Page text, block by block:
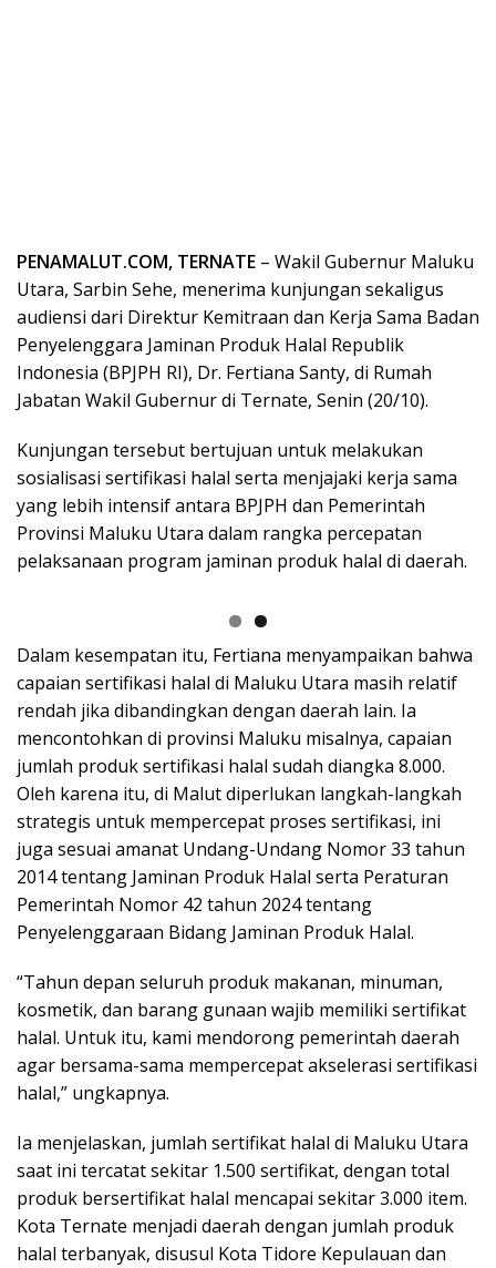
PENAMALUT.COM, TERNATE – Wakil Gubernur Maluku
Utara, Sarbin Sehe, menerima kunjungan sekaligus
audiensi dari Direktur Kemitraan dan Kerja Sama Badan
Penyelenggara Jaminan Produk Halal Republik
Indonesia (BPJPH RI), Dr. Fertiana Santy, di Rumah
Jabatan Wakil Gubernur di Ternate, Senin (20/10).
Kunjungan tersebut bertujuan untuk melakukan
sosialisasi sertifikasi halal serta menjajaki kerja sama
yang lebih intensif antara BPJPH dan Pemerintah
Provinsi Maluku Utara dalam rangka percepatan
pelaksanaan program jaminan produk halal di daerah.
Dalam kesempatan itu, Fertiana menyampaikan bahwa
capaian sertifikasi halal di Maluku Utara masih relatif
rendah jika dibandingkan dengan daerah lain. Ia
mencontohkan di provinsi Maluku misalnya, capaian
jumlah produk sertifikasi halal sudah diangka 8.000.
Oleh karena itu, di Malut diperlukan langkah-langkah
strategis untuk mempercepat proses sertifikasi, ini
juga sesuai amanat Undang-Undang Nomor 33 tahun
2014 tentang Jaminan Produk Halal serta Peraturan
Pemerintah Nomor 42 tahun 2024 tentang
Penyelenggaraan Bidang Jaminan Produk Halal.
“Tahun depan seluruh produk makanan, minuman,
kosmetik, dan barang gunaan wajib memiliki sertifikat
halal. Untuk itu, kami mendorong pemerintah daerah
agar bersama-sama mempercepat akselerasi sertifikasi
halal,” ungkapnya.
Ia menjelaskan, jumlah sertifikat halal di Maluku Utara
saat ini tercatat sekitar 1.500 sertifikat, dengan total
produk bersertifikat halal mencapai sekitar 3.000 item.
Kota Ternate menjadi daerah dengan jumlah produk
halal terbanyak, disusul Kota Tidore Kepulauan dan